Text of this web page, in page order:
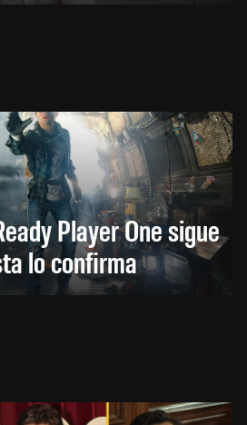
Player One sigue
lo confirma